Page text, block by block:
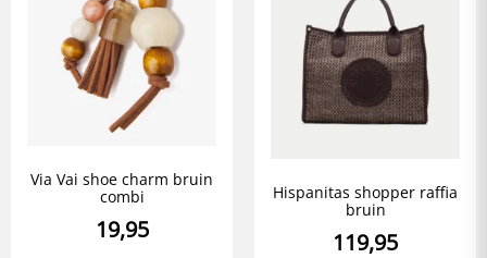
Via Vai shoe charm bruin
combi
19,95
Hispanitas shopper raffia
bruin
119,95